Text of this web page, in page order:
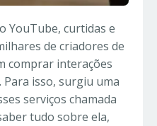
YouTube, curtidas e
de criadores de
comprar interações
isso, surgiu uma
serviços chamada
tudo sobre ela,